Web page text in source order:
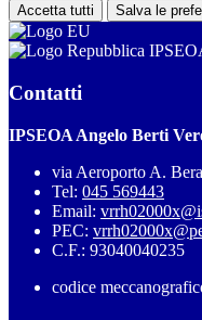
Accetta tutti Salva le
Contatti
IPSEOA Angelo Berti
via Aeroporto A.
Tel: 045 569443
Email:
PEC:
C.F.: 93040040235
codice